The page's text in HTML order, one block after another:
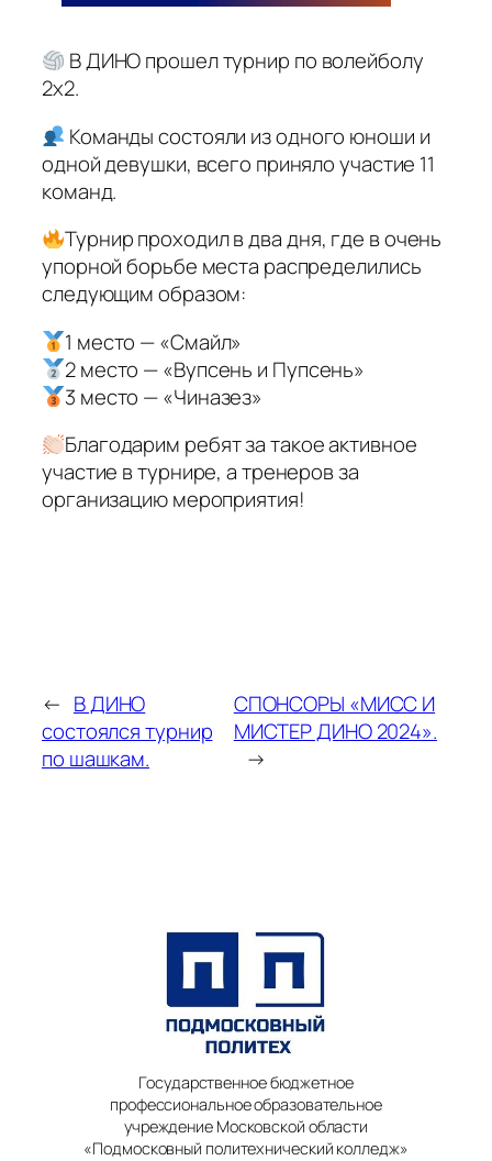
В ДИНО прошел турнир по волейболу
2х2.
Команды состояли из одного юноши и
одной девушки, всего приняло участие 11
команд.
Турнир проходил в два дня, где в очень
упорной борьбе места распределились
следующим образом:
1 место — «Смайл»
2 место — «Вупсень и Пупсень»
3 место — «Чиназез»
Благодарим ребят за такое активное
участие в турнире, а тренеров за
организацию мероприятия!
← В ДИНО
состоялся турнир
по шашкам.
СПОНСОРЫ «МИСС И
МИСТЕР ДИНО 2024».
→
Государственное бюджетное
профессиональное образовательное
учреждение Московской области
«Подмосковный политехнический колледж»